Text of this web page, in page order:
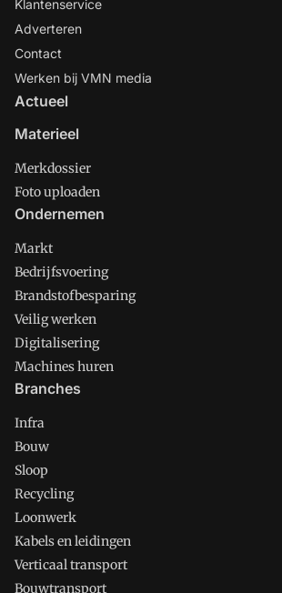
Klantenservice
Adverteren
Contact
Werken bij VMN media
Actueel
Materieel
Merkdossier
Foto uploaden
Ondernemen
Markt
Bedrijfsvoering
Brandstofbesparing
Veilig werken
Digitalisering
Machines huren
Branches
Infra
Bouw
Sloop
Recycling
Loonwerk
Kabels en leidingen
Verticaal transport
Bouwtransport